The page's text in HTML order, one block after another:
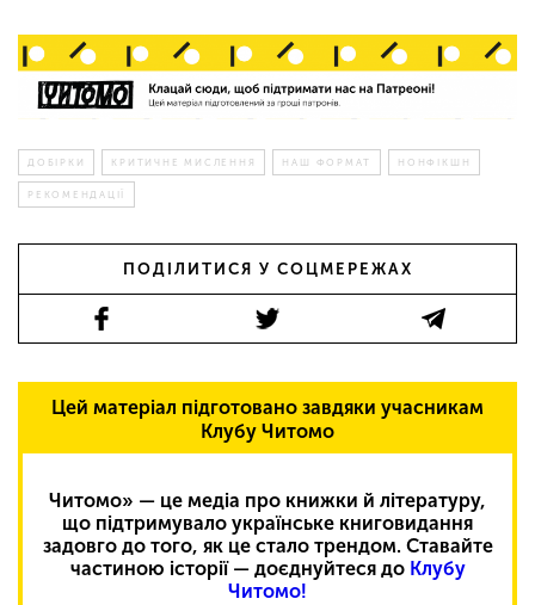
ДОБІРКИ КРИТИЧНЕ МИСЛЕННЯ НАШ ФОРМАТ НОНФІКШН
РЕКОМЕНДАЦІЇ
ПОДІЛИТИСЯ У СОЦМЕРЕЖАХ
Цей матеріал підготовано завдяки учасникам
Клубу Читомо
Читомо» — це медіа про книжки й літературу,
що підтримувало українське книговидання
задовго до того, як це стало трендом. Ставайте
частиною історії — доєднуйтеся до Клубу
Читомо!